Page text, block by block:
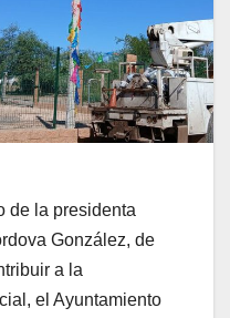
de la presidenta
González, de
a la
el Ayuntamiento